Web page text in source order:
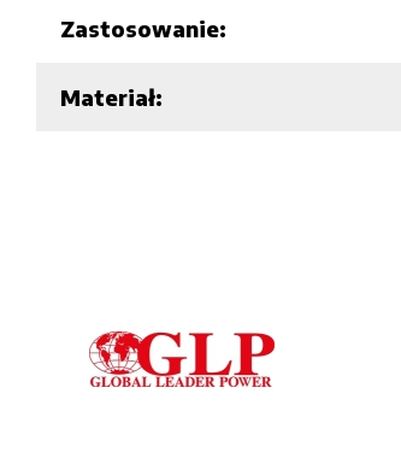
Zastosowanie:
Materiał: